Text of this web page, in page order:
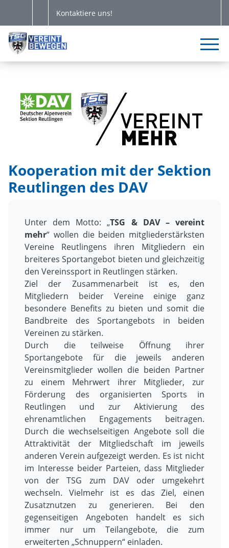
Kontaktiere uns!
Kooperation mit der Sektion
Reutlingen des DAV
Unter dem Motto: „TSG & DAV – vereint
mehr“ wollen die beiden mitgliederstärksten
Vereine Reutlingens ihren Mitgliedern ein
breiteres Sportangebot bieten und gleichzeitig
den Vereinssport in Reutlingen stärken.
Ziel der Zusammenarbeit ist es, den
Mitgliedern beider Vereine einige ganz
besondere Benefits zu bieten und somit die
Bandbreite des Sportangebots in beiden
Vereinen zu stärken.
Durch die teilweise Öffnung ihrer
Sportangebote für die jeweils anderen
Vereinsmitglieder wollen die beiden Partner
zu einem Mehrwert ihrer Mitglieder, zur
Förderung des organisierten Sports in
Reutlingen und zur Aktivierung des
ehrenamtlichen Engagements beitragen.
Durch die wechselseitigen Angebote soll die
Attraktivität der Mitgliedschaft im jeweils
anderen Verein aufgezeigt werden. Es ist nicht
im Interesse beider Parteien, dass Mitglieder
von der TSG zum DAV oder umgekehrt
wechseln. Vielmehr ist es das Ziel, einen
Zusatznutzen zu generieren. Bei den
gegenseitigen Angeboten handelt es sich
immer nur um Teilangebote, die zum
erweiterten „Schnuppern“ einladen.